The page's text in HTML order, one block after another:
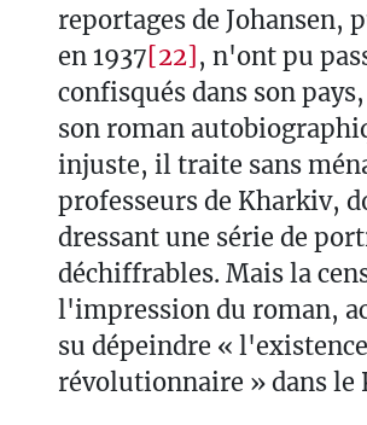
reportages de Johansen,
en 1937[22], n'ont pu
confisqués dans son
son roman
injuste, il traite sans
professeurs de Kharkiv,
dressant une série de
déchiffrables. Mais la
l'impression du roman,
su dépeindre «
révolutionnaire » dans le